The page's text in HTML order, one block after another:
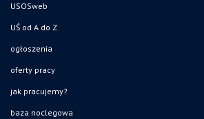
USOSweb
UŚ od A do Z
ogłoszenia
oferty pracy
jak pracujemy?
baza noclegowa